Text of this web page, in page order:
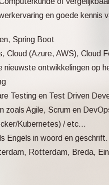
en goede kennis
Spring Boot
Cloud (Azure, AWS), Cloud
nieuwste ontwikkelingen op
Testing en Test Driven
zoals Agile, Scrum en
Kubernetes) / etc...
Engels in woord en
Rotterdam, Breda,